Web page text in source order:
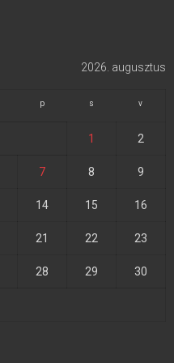
2026. augusztus
p s v
1 2
7 8 9
14 15 16
21 22 23
28 29 30